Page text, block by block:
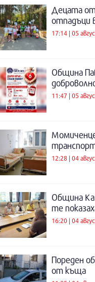
Децата от
отпадъци
17:14 | 05
Община
11:47 | 05
12:28 | 04
Община
те
16:20 | 04
Пореден
от къща